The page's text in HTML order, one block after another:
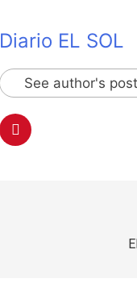
Diario EL SOL
See author's